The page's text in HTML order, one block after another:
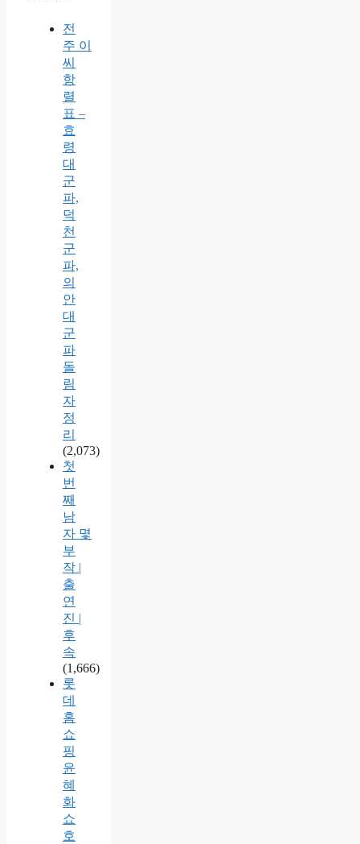
전
주 이
씨
항
렬
표 –
효
령
대
군
파,
덕
천
군
파,
의
안
대
군
파
돌
림
자
정
리
(2,073)
첫
번
째
남
자 몇
부
작 |
출
연
진 |
후
속
(1,666)
롯
데
홈
쇼
핑
윤
혜
화
쇼
호